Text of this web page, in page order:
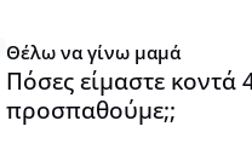
κοντά 40 και
Θέλω να γίνω μαμά
Πόσες είμαστε κοντά
προσπαθούμε;;